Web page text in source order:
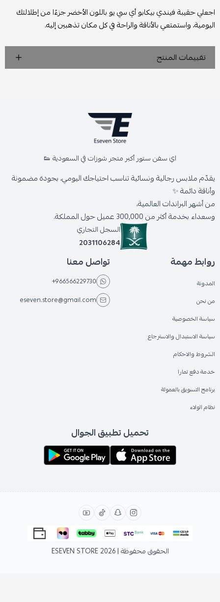
اجعلي حقيبة فيندي بيكابو أي سي يو باللون الأخضر جزءًا من إطلالتك
اليومية، واستمتعي بالأناقة والراحة في كل مكان تذهبين إليه.
تقييمات المنتج
اي سفن ستور أكبر متجر شوزات في السعودية 👟
يقدّم ملابس رجالية ونسائية تناسب احتياجك اليومي، بجودة مضمونة
وأناقة دائمة ✨
من أشهر البراندات العالمية،
وسعداء بخدمة أكثر من 300,000 عميل حول المملكة.
السجل التجاري
2031106284
روابط مهمة
المدونة
من نحن
سياسة الخصوصية
سياسة الاستبدال والاسترجاع
الشروط والاحكام
خدمة دفع تمارا
برنامج التسويق بالعمولة
نظام الولاء
تواصل معنا
+966566229730
eseven.store@gmail.com
تحميل تطبيق الجوال
الحقوق محفوظة | 2026 ESEVEN STORE